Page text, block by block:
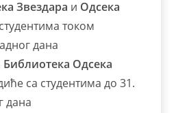
Звездара и Одсека
током
дана
Библиотека Одсека
са студентима до 31.
дана